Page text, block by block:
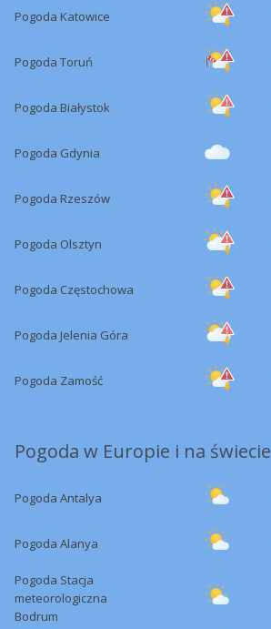
Pogoda Katowice
Pogoda Toruń
Pogoda Białystok
Pogoda Gdynia
Pogoda Rzeszów
Pogoda Olsztyn
Pogoda Częstochowa
Pogoda Jelenia Góra
Pogoda Zamość
Pogoda w Europie i na świecie
Pogoda Antalya
Pogoda Alanya
Pogoda Stacja
meteorologiczna
Bodrum